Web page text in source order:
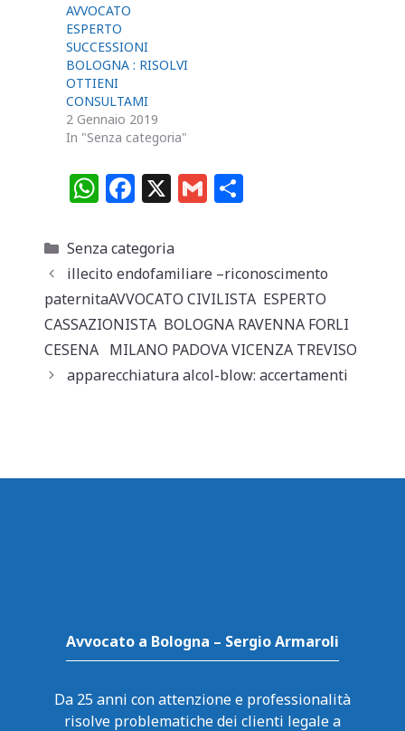
AVVOCATO
ESPERTO
SUCCESSIONI
BOLOGNA : RISOLVI
OTTIENI
CONSULTAMI
2 Gennaio 2019
In "Senza categoria"
W
at
s
A
p
p
F
c
e
b
o
o
k
X G
l di
vi
di
Categorie
Senza categoria
illecito endofamiliare –riconoscimento
paternitaAVVOCATO CIVILISTA ESPERTO
CASSAZIONISTA BOLOGNA RAVENNA FORLI
CESENA MILANO PADOVA VICENZA TREVISO
apparecchiatura alcol-blow: accertamenti
Avvocato a Bologna – Sergio Armaroli
Da 25 anni con attenzione e professionalità